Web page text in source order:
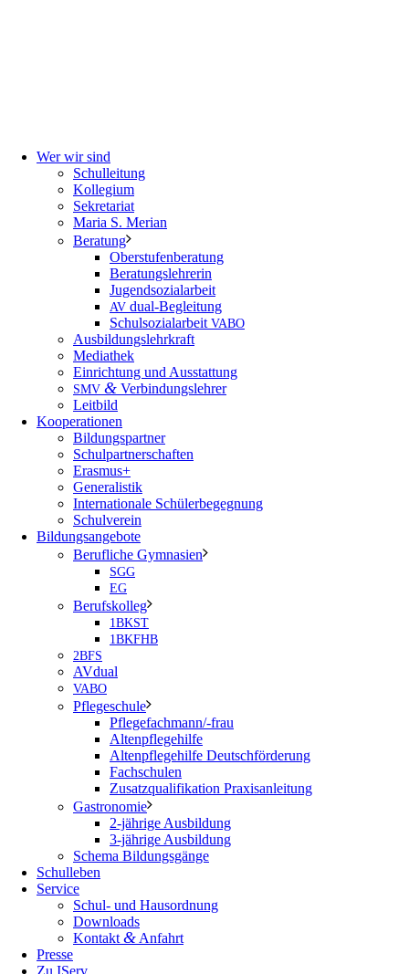
Wer wir sind
Schulleitung
Kollegium
Sekretariat
Maria S. Merian
Beratung
Oberstufenberatung
Beratungslehrerin
Jugendsozialarbeit
AV dual-Begleitung
Schulsozialarbeit VABO
Ausbildungslehrkraft
Mediathek
Einrichtung und Ausstattung
SMV & Verbindungslehrer
Leitbild
Kooperationen
Bildungspartner
Schulpartnerschaften
Erasmus+
Generalistik
Internationale Schülerbegegnung
Schulverein
Bildungsangebote
Berufliche Gymnasien
SGG
EG
Berufskolleg
1BKST
1BKFHB
2BFS
AVdual
VABO
Pflegeschule
Pflegefachmann/-frau
Altenpflegehilfe
Altenpflegehilfe Deutschförderung
Fachschulen
Zusatzqualifikation Praxisanleitung
Gastronomie
2-jährige Ausbildung
3-jährige Ausbildung
Schema Bildungsgänge
Schulleben
Service
Schul- und Hausordnung
Downloads
Kontakt & Anfahrt
Presse
Zu IServ